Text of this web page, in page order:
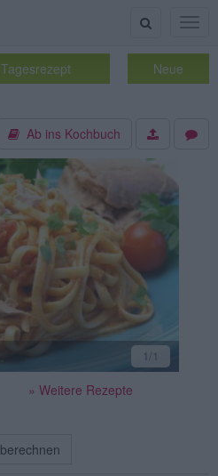
Suche
Tagesrezept Neue
Ab ins Kochbuch
1 /1
» Weitere Rezepte
berechnen